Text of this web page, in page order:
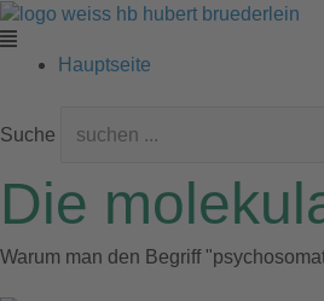
Zum
Inhalt
springen
Main
Menu
Hauptseite
Suche
Die
Warum man den Begriff
Main
Menu
Main
Menu
Main
Menu
Main
Menu